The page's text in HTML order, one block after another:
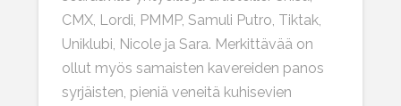
CMX, Lordi, PMMP, Samuli Putro, Tiktak,
Uniklubi, Nicole ja Sara. Merkittävää on
ollut myös samaisten kavereiden panos
syrjäisten, pieniä veneitä kuhisevien